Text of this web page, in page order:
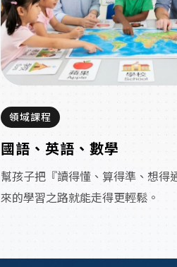
領域課程
國語、英語、數學
幫孩子把『讀得懂、算得準、想得
來的學習之路就能走得更輕鬆。